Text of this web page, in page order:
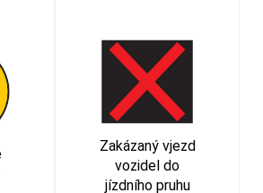
Zakázaný vjezd
vozidel do
jízdního pruhu